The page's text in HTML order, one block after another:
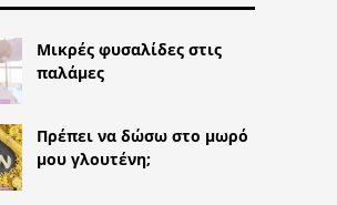
Μικρές φυσαλίδες στις
παλάμες
Πρέπει να δώσω στο μωρό
μου γλουτένη;